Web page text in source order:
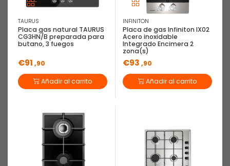
TAURUS
Placa gas natural TAURUS
CG3HN/B preparada para
butano, 3 fuegos
€91 ,90
Añadir al carrito
INFINITON
Placa de gas Infiniton IX02
Acero inoxidable
Integrado Encimera 2
zona(s)
€93 ,90
Añadir al carrito